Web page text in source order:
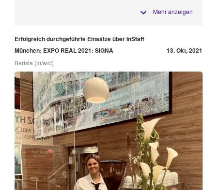
Mehr anzeigen
Erfolgreich durchgeführte Einsätze über InStaff
München: EXPO REAL 2021: SIGNA
13. Okt, 2021
Barista (m/w/d)